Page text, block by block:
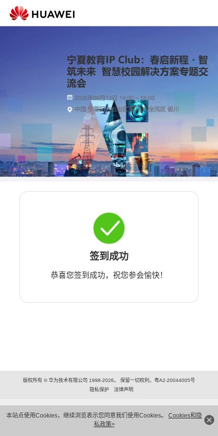
本站点使用Cookies，继续浏览表示您同意我们使用Cookies。 Cookies和隐
私政策>
签到成功
恭喜您签到成功，祝您参会愉快！
版权所有 © 华为技术有限公司 1998-2026。 保留一切权利。粤A2-20044005号
隐私保护
法律声明